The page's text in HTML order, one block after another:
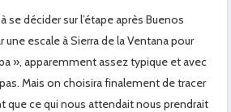
se décider sur l’étape après Buenos
une escale à Sierra de la Ventana pour
», apparemment assez typique et avec
Mais on choisira finalement de tracer
que ce qui nous attendait nous prendrait